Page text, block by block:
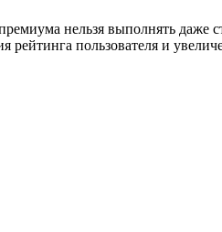
нельзя выполнять даже
пользователя и